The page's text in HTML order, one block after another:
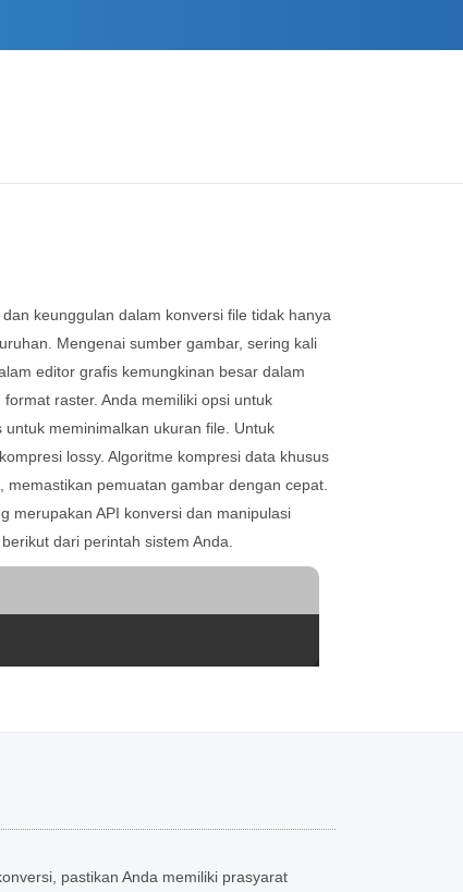
keunggulan dalam konversi file tidak hanya
Mengenai sumber gambar, sering kali
editor grafis kemungkinan besar dalam
raster. Anda memiliki opsi untuk
meminimalkan ukuran file. Untuk
lossy. Algoritme kompresi data khusus
pemuatan gambar dengan cepat.
merupakan API konversi dan manipulasi
dari perintah sistem Anda.
pastikan Anda memiliki prasyarat